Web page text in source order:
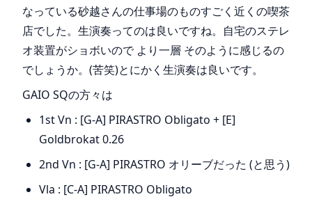
なっている砂越さんの仕事場のものすごく近くの喫茶
店でした。生演奏ってのは良いですね。自宅のステレ
オ装置がショボいので より一層 そのように感じるの
でしょうか。(苦笑)とにかく生演奏は良いです。
GAIO SQの方々は
1st Vn : [G-A] PIRASTRO Obligato + [E]
Goldbrokat 0.26
2nd Vn : [G-A] PIRASTRO オリーブだった (と思う)
Vla : [C-A] PIRASTRO Obligato